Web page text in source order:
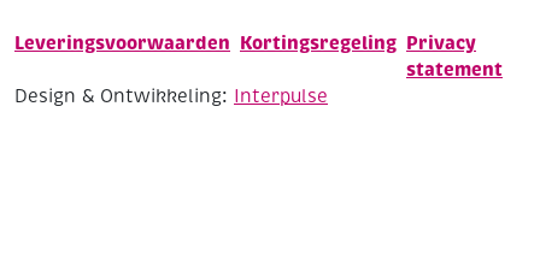
Leveringsvoorwaarden Kortingsregeling Privacy
statement
Design & Ontwikkeling: Interpulse